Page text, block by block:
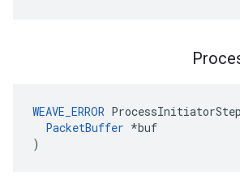
WEAVE_ERROR
PacketBuffer *buf
)